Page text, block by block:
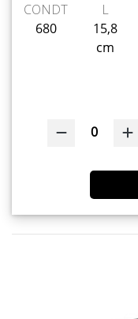
CONDT
680
L
15,8
cm
0